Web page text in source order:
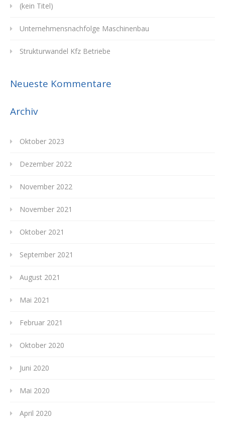
(kein Titel)
Unternehmensnachfolge Maschinenbau
Strukturwandel Kfz Betriebe
Neueste Kommentare
Archiv
Oktober 2023
Dezember 2022
November 2022
November 2021
Oktober 2021
September 2021
August 2021
Mai 2021
Februar 2021
Oktober 2020
Juni 2020
Mai 2020
April 2020